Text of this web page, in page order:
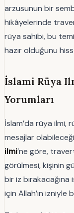
arzusunun bir
hikâyelerinde
rüya sahibi, bu
hazır olduğunu
İslami Rüya
Yorumları
İslam’da rüya ilmi,
mesajlar
ilmi’ne göre,
görülmesi, kişinin
bir iz
için Allah’ın